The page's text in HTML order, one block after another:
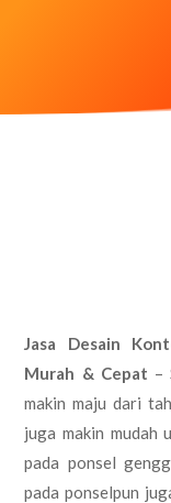
Jasa Desain
Murah & Cepat –
makin maju dari
juga makin mudah
pada ponsel
pada ponselpun